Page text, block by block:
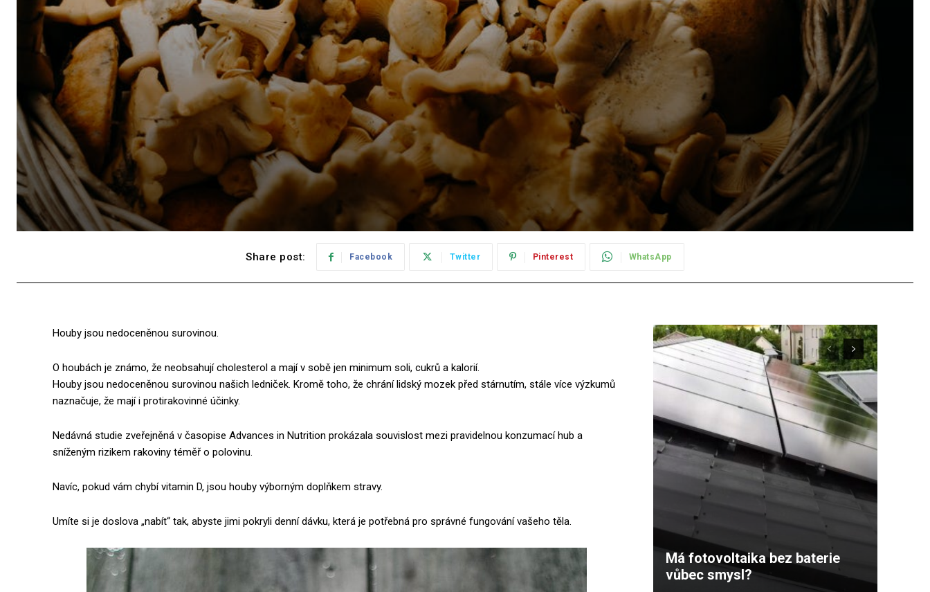
Share post: Facebook Twitter Pinterest WhatsApp
Houby jsou nedoceněnou surovinou.
O houbách je známo, že neobsahují cholesterol a mají v sobě jen minimum soli, cukrů a kalorií.
Houby jsou nedoceněnou surovinou našich ledniček. Kromě toho, že chrání lidský mozek před stárnutím, stále více výzkumů
naznačuje, že mají i protirakovinné účinky.
Nedávná studie zveřejněná v časopise Advances in Nutrition prokázala souvislost mezi pravidelnou konzumací hub a
sníženým rizikem rakoviny téměř o polovinu.
Navíc, pokud vám chybí vitamin D, jsou houby výborným doplňkem stravy.
Umíte si je doslova „nabít“ tak, abyste jimi pokryli denní dávku, která je potřebná pro správné fungování vašeho těla.
Má fotovoltaika bez baterie
vůbec smysl?